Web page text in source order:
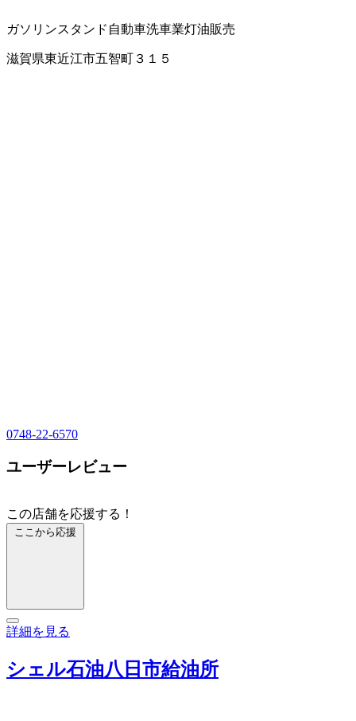
ガソリンスタンド 自動車洗車業灯油販売
滋賀県東近江市五智町３１５
0748-22-6570
ユーザーレビュー
この店舗を応援する！
ここから応援
詳細を見る
シェル石油八日市給油所